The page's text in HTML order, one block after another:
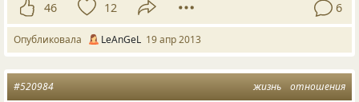
46 12 6
Опубликовала LeAnGeL 19 апр 2013
жизнь отношения
#520984